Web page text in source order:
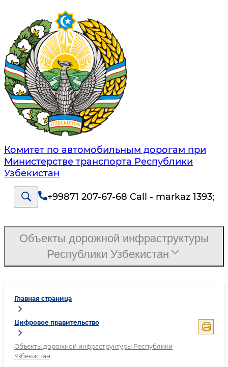
Комитет по автомобильным дорогам при
Министерстве транспорта Республики
Узбекистан
+99871 207-67-68 Call - markaz 1393;
Главная страница
Цифровое правительство
Объекты дорожной инфраструктуры Республики
Узбекистан
Объекты дорожной инфраструктуры
Республики Узбекистан